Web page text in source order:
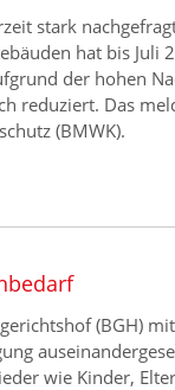
stark
hat bis Juli
der hohen
reduziert. Das
(BMWK).
(BGH)
wie Kinder,